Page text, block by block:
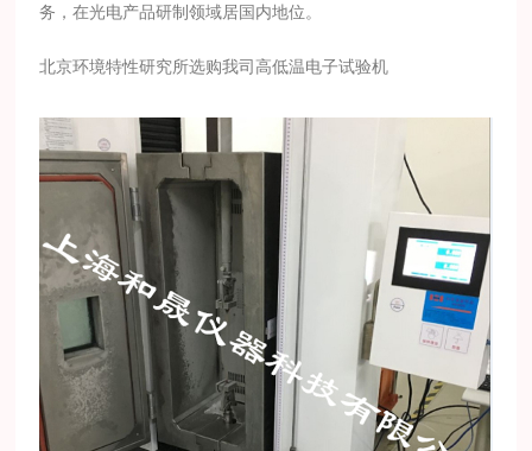
务，在光电产品研制领域居国内地位。
北京环境特性研究所选购我司高低温电子试验机